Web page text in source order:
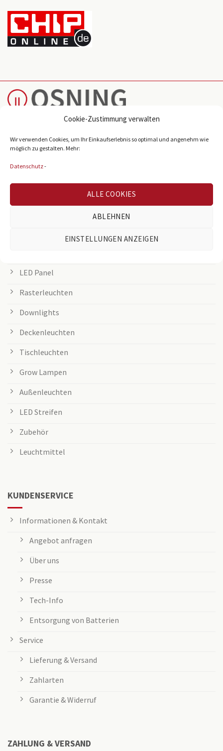
Cookie-Zustimmung verwalten
Wir verwenden Cookies, um Ihr Einkaufserlebnis so optimal und angenehm wie
möglich zu gestalten. Mehr:
Datenschutz-
ALLE COOKIES
ABLEHNEN
EINSTELLUNGEN ANZEIGEN
Reichenberger Str. 39
D-33605 Bielefeld
info@osning-licht.de
LED Panel
Rasterleuchten
Downlights
Deckenleuchten
Tischleuchten
Grow Lampen
Außenleuchten
LED Streifen
Zubehör
Leuchtmittel
KUNDENSERVICE
Informationen & Kontakt
Angebot anfragen
Über uns
Presse
Tech-Info
Entsorgung von Batterien
Service
Lieferung & Versand
Zahlarten
Garantie & Widerruf
ZAHLUNG & VERSAND